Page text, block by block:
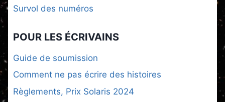
Survol des numéros
POUR LES ÉCRIVAINS
Guide de soumission
Comment ne pas écrire des histoires
Règlements, Prix Solaris 2024